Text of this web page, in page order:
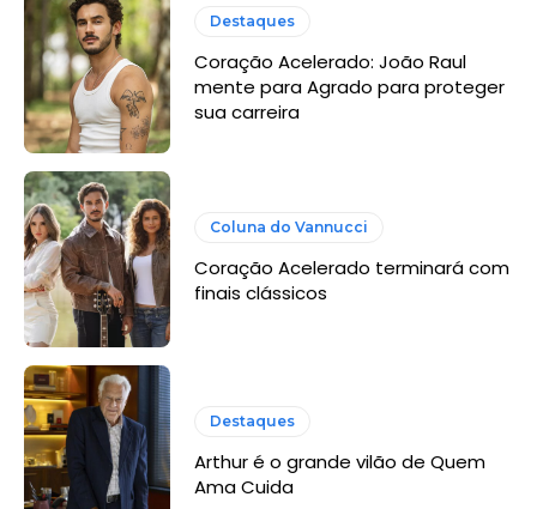
Destaques
Coração Acelerado: João Raul
mente para Agrado para proteger
sua carreira
Coluna do Vannucci
Coração Acelerado terminará com
finais clássicos
Destaques
Arthur é o grande vilão de Quem
Ama Cuida